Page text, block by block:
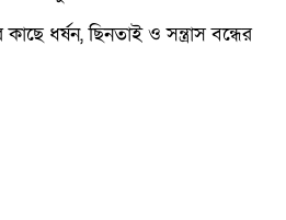
কাছে ধর্ষন, ছিনতাই ও সন্ত্রাস বন্ধের